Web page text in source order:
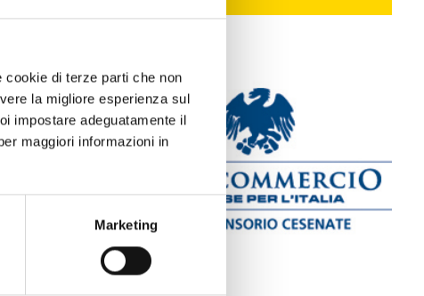
di terze parti che non
la migliore esperienza sul
impostare adeguatamente il
maggiori informazioni in
Marketing
del 118,
e
tra il km